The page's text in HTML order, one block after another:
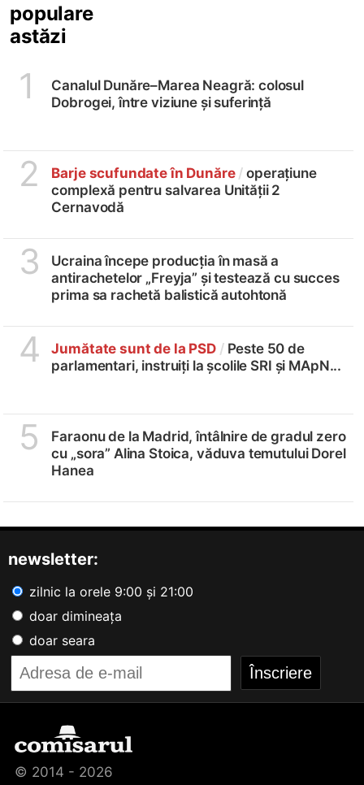
populare
astăzi
1
Canalul Dunăre–Marea Neagră: colosul
Dobrogei, între viziune și suferință
2 Barje scufundate în Dunăre / operațiune
complexă pentru salvarea Unității 2
Cernavodă
3
Ucraina începe producția în masă a
antirachetelor „Freyja” și testează cu succes
prima sa rachetă balistică autohtonă
4 Jumătate sunt de la PSD / Peste 50 de
parlamentari, instruiți la școlile SRI și MApN...
5
Faraonu de la Madrid, întâlnire de gradul zero
cu „sora” Alina Stoica, văduva temutului Dorel
Hanea
newsletter:
zilnic la orele 9:00 și 21:00
doar dimineața
doar seara
© 2014 - 2026